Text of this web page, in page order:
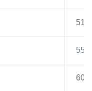
55